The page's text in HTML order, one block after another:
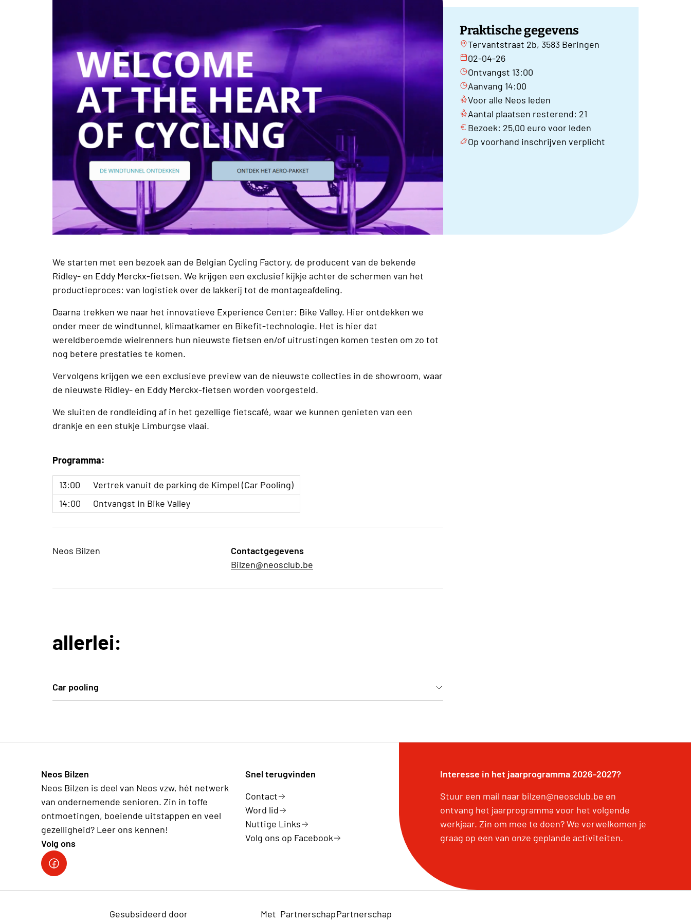
Praktische gegevens
Tervantstraat 2b, 3583 Beringen
02-04-26
Ontvangst 13:00
Aanvang 14:00
Voor alle Neos leden
Aantal plaatsen resterend: 21
Bezoek: 25,00 euro voor leden
Op voorhand inschrijven verplicht
We starten met een bezoek aan de Belgian Cycling Factory, de producent van de bekende
Ridley- en Eddy Merckx-fietsen. We krijgen een exclusief kijkje achter de schermen van het
productieproces: van logistiek over de lakkerij tot de montageafdeling.
Daarna trekken we naar het innovatieve Experience Center: Bike Valley. Hier ontdekken we
onder meer de windtunnel, klimaatkamer en Bikefit-technologie. Het is hier dat
wereldberoemde wielrenners hun nieuwste fietsen en/of uitrustingen komen testen om zo tot
nog betere prestaties te komen.
Vervolgens krijgen we een exclusieve preview van de nieuwste collecties in de showroom, waar
de nieuwste Ridley- en Eddy Merckx-fietsen worden voorgesteld.
We sluiten de rondleiding af in het gezellige fietscafé, waar we kunnen genieten van een
drankje en een stukje Limburgse vlaai.
Programma:
13:00
Vertrek vanuit de parking de Kimpel (Car Pooling)
14:00
Ontvangst in Bike Valley
Neos Bilzen
Contactgegevens
Bilzen@neosclub.be
allerlei:
Car pooling
Neos Bilzen
Neos Bilzen is deel van Neos vzw, hét netwerk
van ondernemende senioren. Zin in toffe
ontmoetingen, boeiende uitstappen en veel
gezelligheid? Leer ons kennen!
Volg ons
Facebook Neos Bilzen
Snel terugvinden
Contact
Word lid
Nuttige Links
Volg ons op Facebook
Interesse in het jaarprogramma 2026-2027?
Stuur een mail naar bilzen@neosclub.be en
ontvang het jaarprogramma voor het volgende
werkjaar. Zin om mee te doen? We verwelkomen je
graag op een van onze geplande activiteiten.
Gesubsideerd door Met PartnerschapPartnerschap